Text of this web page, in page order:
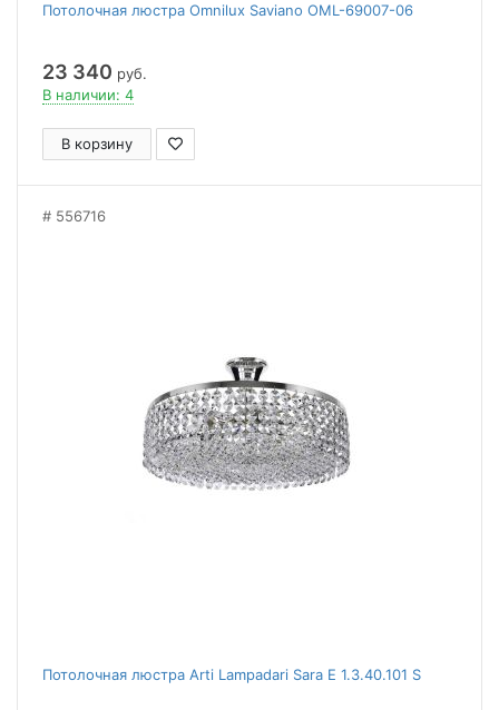
Потолочная люстра Omnilux Saviano OML-69007-06
23 340 руб.
В наличии: 4
В корзину
556716
Потолочная люстра Arti Lampadari Sara E 1.3.40.101 S